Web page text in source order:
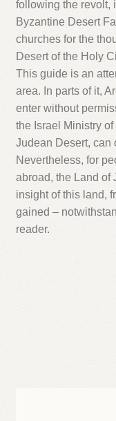
following the revolt,
Byzantine Desert
churches for the
Desert of the Holy
This guide is an
area. In parts of it,
enter without
the Israel Ministry
Judean Desert, can
Nevertheless, for
abroad, the Land of
insight of this land,
gained –
reader.